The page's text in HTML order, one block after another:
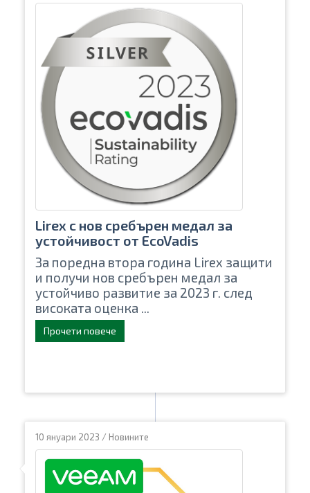
Lirex с нов сребърен медал за
устойчивост от EcoVadis
За поредна втора година Lirex​ защити
и получи нов сребърен медал за
устойчиво развитие за 2023 г. след
високата оценка ...
Прочети повече
10 януари 2023 / Новините